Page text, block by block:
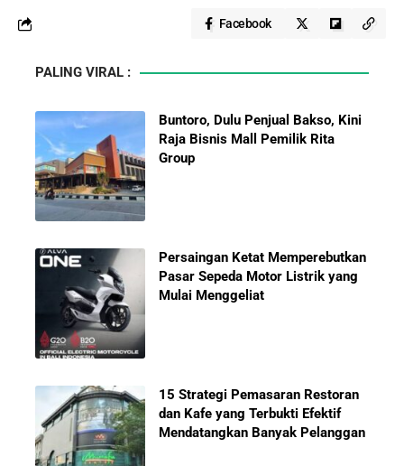
Facebook
PALING VIRAL :
Buntoro, Dulu Penjual Bakso, Kini
Raja Bisnis Mall Pemilik Rita
Group
Persaingan Ketat Memperebutkan
Pasar Sepeda Motor Listrik yang
Mulai Menggeliat
15 Strategi Pemasaran Restoran
dan Kafe yang Terbukti Efektif
Mendatangkan Banyak Pelanggan